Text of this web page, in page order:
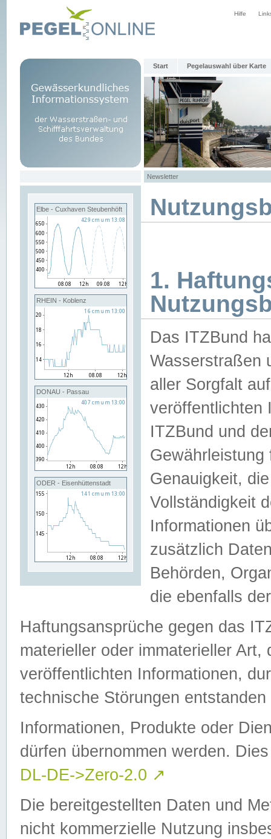
Hilfe
Start Pegelauswahl über Karte
Newsletter
Elbe - Cuxhaven Steubenhöft
RHEIN - Koblenz
DONAU - Passau
ODER - Eisenhüttenstadt
1.
Das ITZBund
Wasserstraßen
aller Sorgfalt
veröffentlichten
ITZBund und
Genauigkeit,
Vollständigkeit
Informationen
zusätzlich
Behörden,
die ebenfalls
Haftungsansprüche gegen das
materieller oder immaterieller
veröffentlichten Informationen,
technische Störungen
Informationen, Produkte oder
dürfen übernommen werden.
DL-DE->Zero-2.0 ↗
Die bereitgestellten Daten und
nicht kommerzielle Nutzung